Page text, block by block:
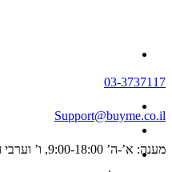
03-3737117
Support@buyme.co.il
מענה: א’-ה’ 9:00-18:00, ו’ וערבי חג 9:00-13:00